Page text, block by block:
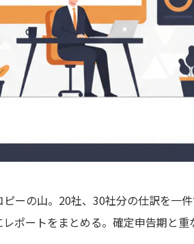
ーの山。20社、30社分の仕訳を一
ポートをまとめる。確定申告期と